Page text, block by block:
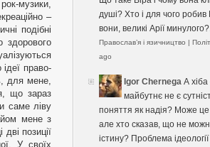
душі? Хто і для чого
вони, великі Арії
Православ’я і язичництво |
ago
Igor Chernega А хіба
майбутнє не є
поняття як надія? Може це
але хто сказав, що не
істину? Проблема